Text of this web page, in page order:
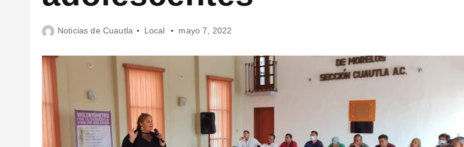
Noticias de Cuautla Local mayo 7, 2022